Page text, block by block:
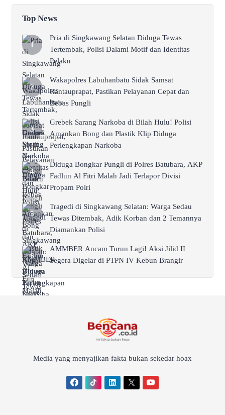
Top News
Pria di Singkawang Selatan Diduga Tewas
Tertembak, Polisi Dalami Motif dan Identitas
Pelaku
Wakapolres Labuhanbatu Sidak Samsat
Rantauprapat, Pastikan Pelayanan Cepat dan
Bebas Pungli
Grebek Sarang Narkoba di Bilah Hulu! Polisi
Amankan Bong dan Plastik Klip Diduga
Perlengkapan Narkoba
Diduga Bongkar Pungli di Polres Batubara, AKP
Fadlun Al Fitri Malah Jadi Terlapor Divisi
Propam Polri
Tragedi di Singkawang Selatan: Warga Sedau
Tewas Ditembak, Adik Korban dan 2 Temannya
Diamankan Polisi
AMMBER Ancam Turun Lagi! Aksi Jilid II
Segera Digelar di PTPN IV Kebun Brangir
Media yang menyajikan fakta bukan sekedar hoax